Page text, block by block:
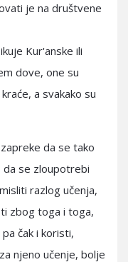
je na društvene
Kur'anske ili
dove, one su
a svakako su
da se tako
se zloupotrebi
razlog učenja,
zbog toga i toga,
čak i koristi,
njeno učenje, bolje